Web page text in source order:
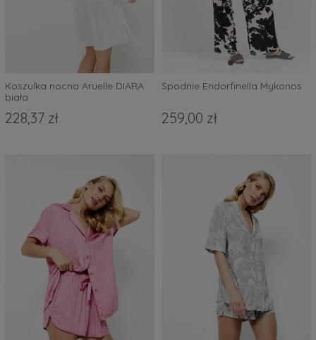
Koszulka nocna Aruelle DIARA
biała
228,37 zł
Spodnie Endorfinella Mykonos
259,00 zł